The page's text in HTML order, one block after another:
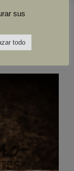
sus
todo